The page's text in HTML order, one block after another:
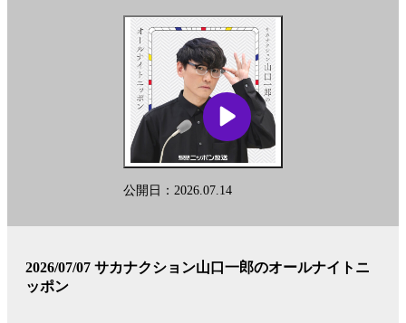
公開日：2026.07.14
2026/07/07 サカナクション山口一郎のオールナイトニ
ッポン